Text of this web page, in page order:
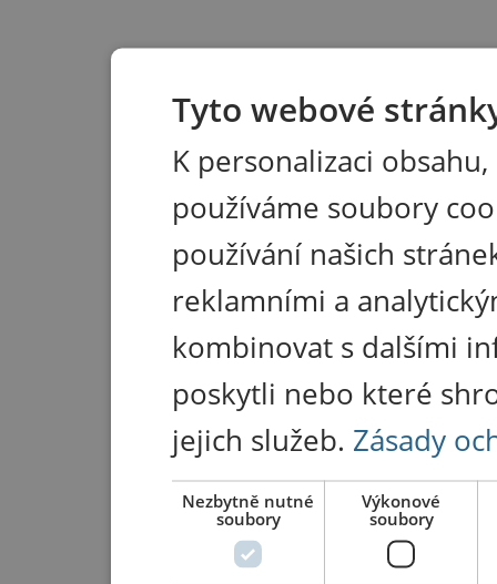
Tyto webové
K personalizaci
používáme soubory
používání našich
reklamními a
kombinovat s dalšími
poskytli nebo které
jejich služeb. Zásady
Nezbytně nutné
soubory
Výkonové
soubory